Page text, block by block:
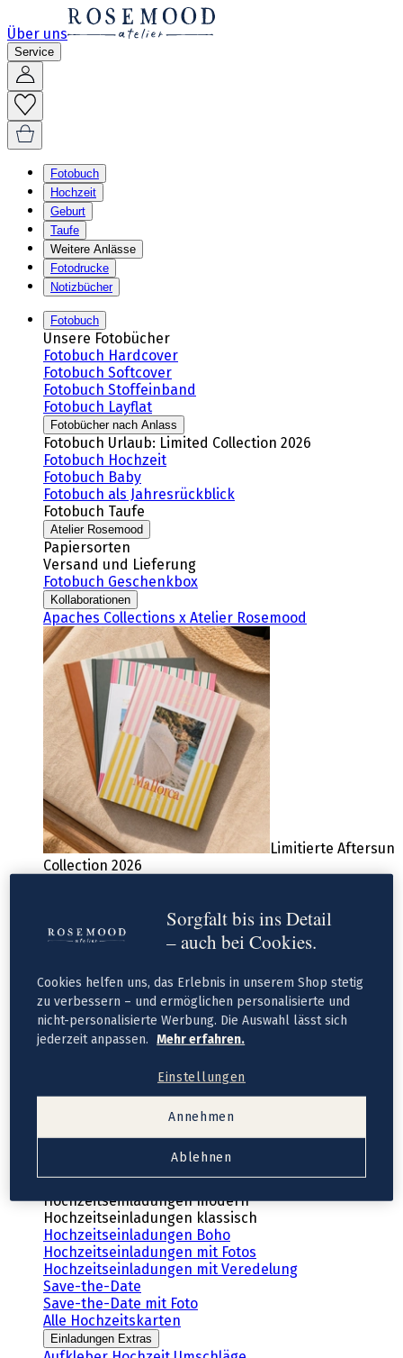
Über uns
Service
Fotobuch
Hochzeit
Geburt
Taufe
Weitere Anlässe
Fotodrucke
Notizbücher
Fotobuch
Unsere Fotobücher
Fotobuch Hardcover
Fotobuch Softcover
Fotobuch Stoffeinband
Fotobuch Layflat
Fotobücher nach Anlass
Fotobuch Urlaub: Limited Collection 2026
Fotobuch Hochzeit
Fotobuch Baby
Fotobuch als Jahresrückblick
Fotobuch Taufe
Atelier Rosemood
Papiersorten
Versand und Lieferung
Fotobuch Geschenkbox
Kollaborationen
Apaches Collections x Atelier Rosemood
Limitierte Aftersun
Collection 2026
Fotobuch mit
Hochzeitseinladungen
Hochzeitseinladungen vintage
Hochzeitseinladungen modern
Hochzeitseinladungen klassisch
Hochzeitseinladungen Boho
Hochzeitseinladungen mit Fotos
Hochzeitseinladungen mit Veredelung
Save-the-Date
Save-the-Date mit Foto
Alle Hochzeitskarten
Einladungen Extras
Sorgfalt bis ins Detail
– auch bei Cookies.
Cookies helfen uns, das Erlebnis in unserem Shop stetig
zu verbessern – und ermöglichen personalisierte und
nicht-personalisierte Werbung. Die Auswahl lässt sich
jederzeit anpassen.
Mehr erfahren.
Einstellungen
Ablehnen
Annehmen